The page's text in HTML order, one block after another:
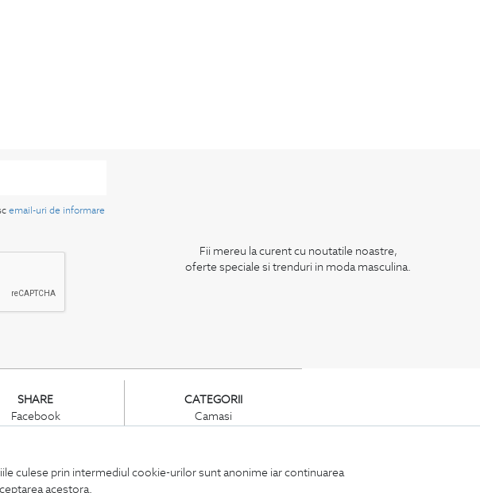
culese prin intermediul cookie-urilor sunt anonime iar continuarea
acestora.
email-uri de informare
Fii mereu la curent cu noutatile noastre,
oferte speciale si trenduri in moda masculina.
SHARE
Facebook
Pinterest
Instagram
CATEGORII
Camasi
Costume